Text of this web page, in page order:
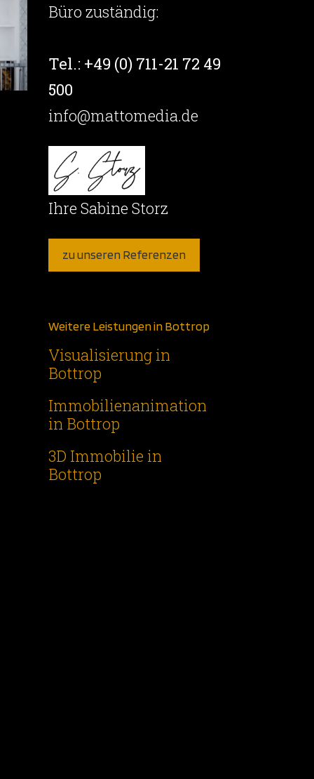
Büro zuständig:
Tel.: +49 (0) 711-21 72 49
500
info@mattomedia.de
Ihre Sabine Storz
zu unseren Referenzen
Weitere Leistungen in Bottrop
Visualisierung in
Bottrop
Immobilienanimation
in Bottrop
3D Immobilie in
Bottrop